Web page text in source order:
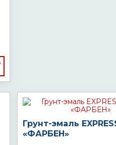
Грунт-эмаль
«ФАРБЕН»